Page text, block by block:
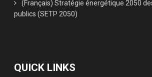
(Français) Stratégie énergétique 2050
publics (SETP 2050)
QUICK LINKS